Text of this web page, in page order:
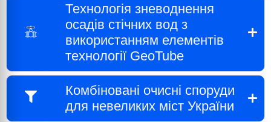
Технологія зневоднення
осадів стічних вод з
використанням елементів
технології GeoTube
Комбіновані очисні споруди
для невеликих міст України